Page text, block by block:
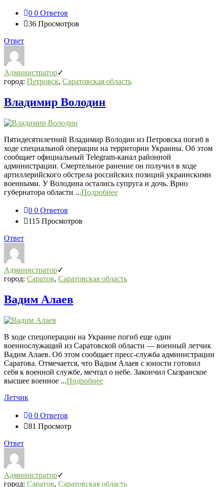
0 0 Ответов
36 Просмотров
Ответ
Администратор
город: Петровск, Саратовская область
Владимир Володин
Пятидесятилетний Владимир Володин из Петровска погиб в
ходе специальной операции на территории Украины. Об этом
сообщает официальный Telegram-канал районной
администрации. Смертельное ранение он получил в ходе
артиллерийского обстрела российских позиций украинскими
военными. У Володина остались супруга и дочь. Врио
губернатора области ...Подробнее
0 0 Ответов
115 Просмотров
Ответ
Администратор
город: Саратов, Саратовская область
Вадим Алаев
В ходе спецоперации на Украине погиб еще один
военнослужащий из Саратовской области — военный летчик
Вадим Алаев. Об этом сообщает пресс-служба администрации
Саратова. Отмечается, что Вадим Алаев с юности готовил
себя к военной службе, мечтал о небе. Закончил Сызранское
высшее военное ...Подробнее
Летчик
0 0 Ответов
81 Просмотр
Ответ
Администратор
город: Саратов, Саратовская область